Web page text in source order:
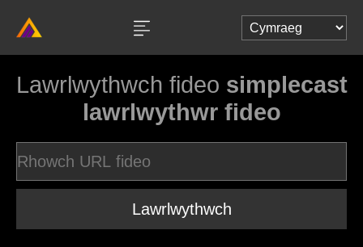
Lawrlwythwch fideo simplecast
lawrlwythwr fideo
Lawrlwythwch